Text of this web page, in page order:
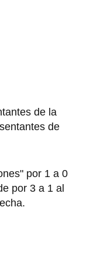
de la
de
por 1 a 0
por 3 a 1 al